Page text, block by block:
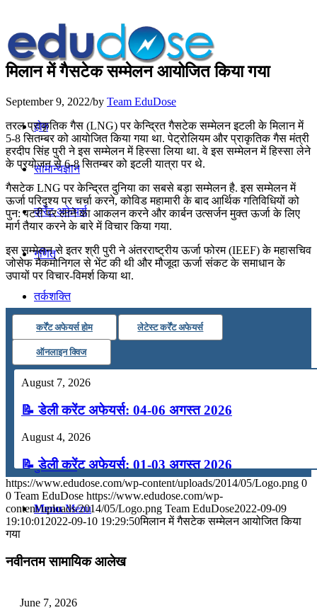
होम
सामान्यज्ञान
करेंट अफेयर्स
गणित
तर्कशक्ति
कंप्यूटर
अंग्रेजी
टुडेज जीके
Menu Menu
मिलान में गैसटेक सम्मेलन आयोजित किया गया
September 9, 2022/by Team EduDose
तरल प्राकृतिक गैस (LNG) पर केन्द्रित गैसटेक सम्मेलन इटली के मिलान में
5-8 सितम्बर को आयोजित किया गया था. पेट्रोलियम और प्राकृतिक गैस मंत्री
हरदीप सिंह पुरी ने इस सम्मेलन में हिस्सा लिया था. वे इस सम्मेलन में हिस्सा लेने
के प्रयोजन से 6-8 सितम्बर को इटली यात्रा पर थे.
गैसटेक LNG पर केन्द्रित दुनिया का सबसे बड़ा सम्मेलन है. इस सम्मेलन में
ऊर्जा परिदृश्‍य पर चर्चा करने, कोविड महामारी के बाद आर्थिक गतिविधियों को
पुन: पटरी पर लाने का आकलन करने और कार्बन उत्सर्जन मुक्त ऊर्जा के लिए
मार्ग तैयार करने के बारे में विचार किया गया.
इस सम्मेलन से इतर श्री पुरी ने अंतरराष्ट्रीय ऊर्जा फोरम (IEEF) के महासचिव
जो‍सेफ मैकमोनिगल से भेंट की थी और मौजूदा ऊर्जा संकट के समाधान के
उपायों पर विचार-विमर्श किया था.
कर्रेंट अफेयर्स होम लेटेस्ट कर्रेंट अफेयर्स
ऑनलाइन क्विज
August 7, 2026
📝 डेली करेंट अफेयर्स: 04-06 अगस्त 2026
August 4, 2026
📝 डेली करेंट अफेयर्स: 01-03 अगस्त 2026
July 31, 2026
📝 डेली करेंट अफेयर्स: 28-31 जुलाई 2026
July 25, 2026
https://www.edudose.com/wp-content/uploads/2014/05/Logo.png 0
0 Team EduDose https://www.edudose.com/wp-
content/uploads/2014/05/Logo.png Team EduDose2022-09-09
19:10:01 2022-09-10 19:29:50मिलान में गैसटेक सम्मेलन आयोजित किया
गया
नवीनतम सामायिक आलेख
June 7, 2026